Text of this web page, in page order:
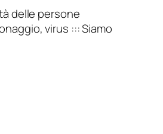
delle persone
virus ::: Siamo